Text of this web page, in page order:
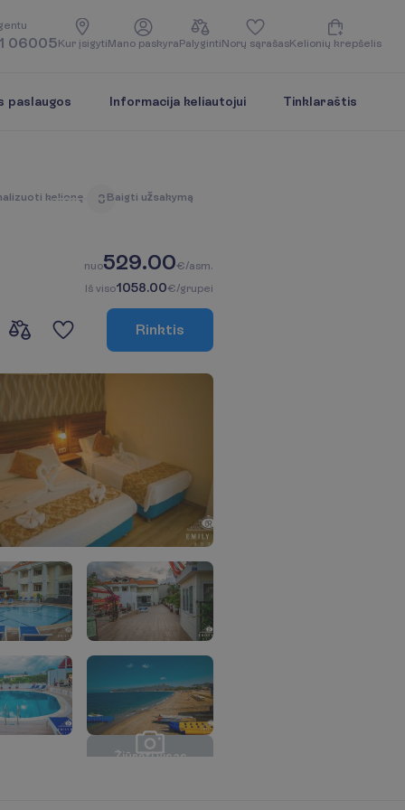
entu
06005Kur įsigytiMano paskyraPalygintiNorų sąrašasKelionių krepšelis
paslaugos Informacija keliautojui Tinklaraštis
alizuoti kelionę 3 Baigti užsakymą
nuo529.00€/asm.
Iš viso1058.00€/grupei
Rinktis
Žiūrėti visas